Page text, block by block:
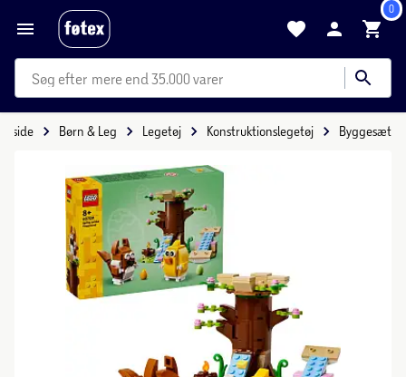
0
mere end 35.000 varer
Børn & Leg Legetøj Konstruktionslegetøj Byggesæt